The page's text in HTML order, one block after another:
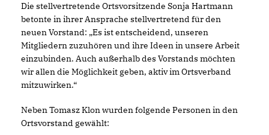
Die stellvertretende Ortsvorsitzende Sonja Hartmann
betonte in ihrer Ansprache stellvertretend für den
neuen Vorstand: „Es ist entscheidend, unseren
Mitgliedern zuzuhören und ihre Ideen in unsere Arbeit
einzubinden. Auch außerhalb des Vorstands möchten
wir allen die Möglichkeit geben, aktiv im Ortsverband
mitzuwirken.“
Neben Tomasz Klon wurden folgende Personen in den
Ortsvorstand gewählt: